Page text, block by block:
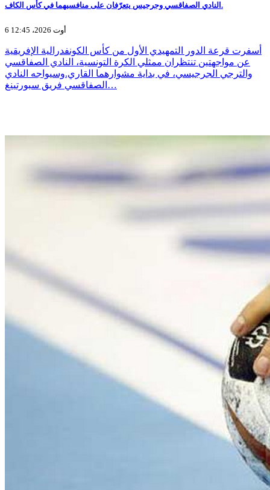
النادي الصفاقسي وجرجيس يتعرّفان على منافسيهما في كأس الكاف.
6 أوت 2026، 12:45
أسفرت قرعة الدور التمهيدي الأول من كأس الكونفدرالية الإفريقية
عن مواجهتين تنتظران ممثلي الكرة التونسية، النادي الصفاقسي
والترجي الجرجيسي، في بداية مشوارهما القاري.وسيواجه النادي
الصفاقسي فريق سبورتينغ…